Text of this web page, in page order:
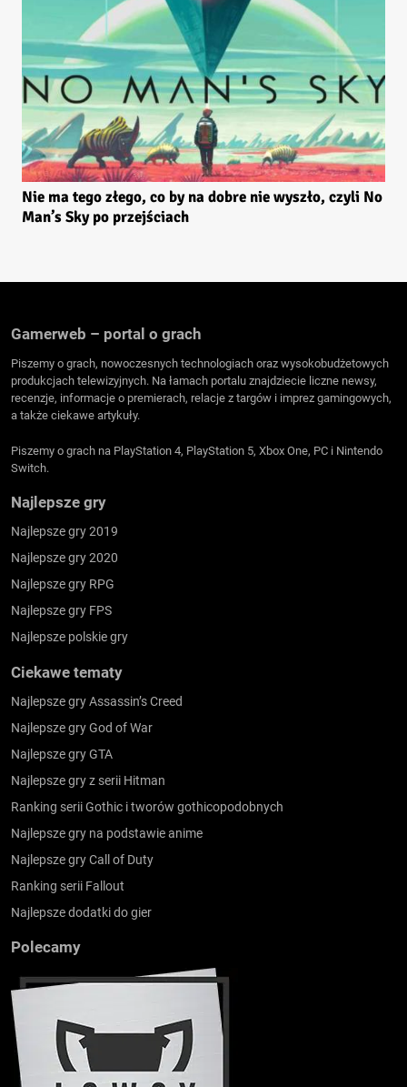
Nie ma tego złego, co by na dobre nie wyszło, czyli No
Man’s Sky po przejściach
Gamerweb – portal o grach
Piszemy o grach, nowoczesnych technologiach oraz wysokobudżetowych
produkcjach telewizyjnych. Na łamach portalu znajdziecie liczne newsy,
recenzje, informacje o premierach, relacje z targów i imprez gamingowych,
a także ciekawe artykuły.
Piszemy o grach na PlayStation 4, PlayStation 5, Xbox One, PC i Nintendo
Switch.
Najlepsze gry
Najlepsze gry 2019
Najlepsze gry 2020
Najlepsze gry RPG
Najlepsze gry FPS
Najlepsze polskie gry
Ciekawe tematy
Najlepsze gry Assassin’s Creed
Najlepsze gry God of War
Najlepsze gry GTA
Najlepsze gry z serii Hitman
Ranking serii Gothic i tworów gothicopodobnych
Najlepsze gry na podstawie anime
Najlepsze gry Call of Duty
Ranking serii Fallout
Najlepsze dodatki do gier
Polecamy